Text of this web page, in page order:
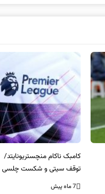
کامبک ناکام منچستریونایتد/
توقف سیتی و شکست چلسی
7 ماه پیش